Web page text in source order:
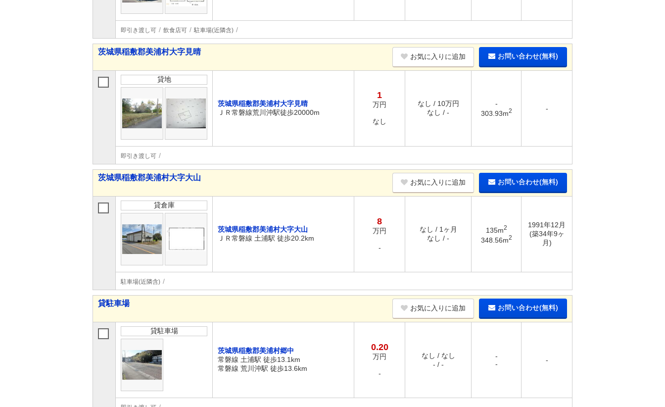
即引き渡し可 飲食店可 駐車場(近隣含)
茨城県稲敷郡美浦村大字見晴
お気に入りに追加 お問い合わせ(無料)
貸地
茨城県稲敷郡美浦村大字見晴
ＪＲ常磐線荒川沖駅徒歩20000m
1
万円
なし
なし / 10万円
なし / -
-
303.93m2 -
即引き渡し可
茨城県稲敷郡美浦村大字大山
お気に入りに追加 お問い合わせ(無料)
貸倉庫
茨城県稲敷郡美浦村大字大山
ＪＲ常磐線 土浦駅 徒歩20.2km
8
万円
-
なし / 1ヶ月
なし / -
135m2
348.56m2
1991年12月
(築34年9ヶ
月)
駐車場(近隣含)
貸駐車場
お気に入りに追加 お問い合わせ(無料)
貸駐車場
茨城県稲敷郡美浦村郷中
常磐線 土浦駅 徒歩13.1km
常磐線 荒川沖駅 徒歩13.6km
0.20
万円
-
なし / なし
- / -
-
-
-